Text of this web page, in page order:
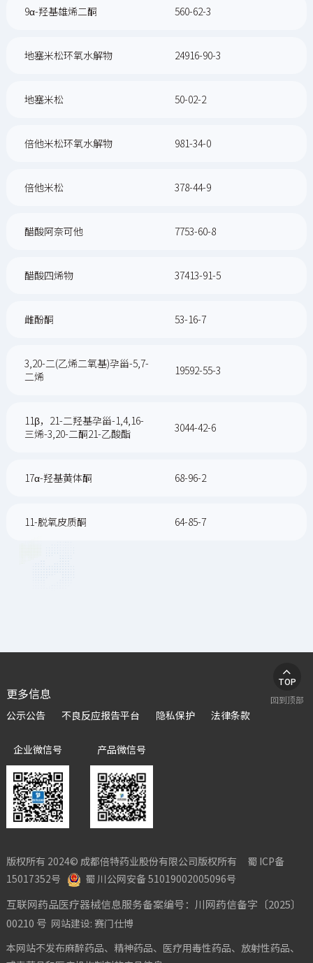
9α-羟基雄烯二酮 560-62-3
地塞米松环氧水解物 24916-90-3
地塞米松 50-02-2
倍他米松环氧水解物 981-34-0
倍他米松 378-44-9
醋酸阿奈可他 7753-60-8
醋酸四烯物 37413-91-5
雌酚酮 53-16-7
3,20-二(乙烯二氧基)孕甾-5,7-
二烯
19592-55-3
11β，21-二羟基孕甾-1,4,16-
三烯-3,20-二酮21-乙酸酯
3044-42-6
17α-羟基黄体酮 68-96-2
11-脱氧皮质酮 64-85-7

TOP
回到顶部
更多信息
公示公告 不良反应报告平台 隐私保护 法律条款
企业微信号 产品微信号
版权所有 2024© 成都倍特药业股份有限公司版权所有 蜀 ICP备
15017352号
蜀 川公网安备 51019002005096号
互联网药品医疗器械信息服务备案编号：川网药信备字〔2025〕
00210 号 网站建设: 赛门仕博
本网站不发布麻醉药品、精神药品、医疗用毒性药品、放射性药品、